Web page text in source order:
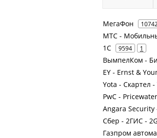
МегаФон 10742
МТС -
1С 9594 1
ВымпелКом -
EY - Ernst &
Yota - Скартел
PwC -
Angara Security
Сбер - 2ГИС -
Газпром